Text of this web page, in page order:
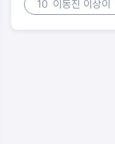
10 이동진 이상이